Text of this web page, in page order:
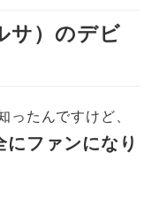
サ）のデビ
ったんですけど、
ファンになり